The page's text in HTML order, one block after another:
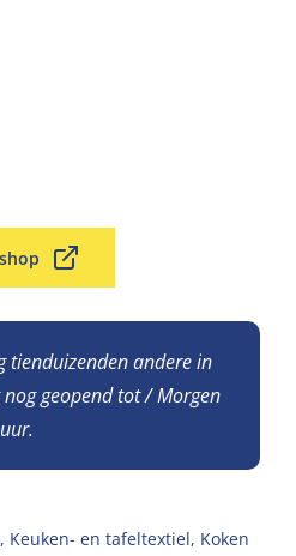
tienduizenden andere in
geopend tot / Morgen
, Keuken- en tafeltextiel, Koken